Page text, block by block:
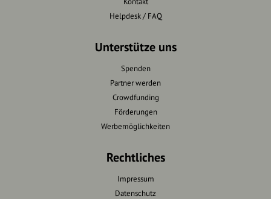
Helpdesk / FAQ
Unterstütze uns
Spenden
Partner werden
Crowdfunding
Förderungen
Werbemöglichkeiten
Rechtliches
Impressum
Datenschutz